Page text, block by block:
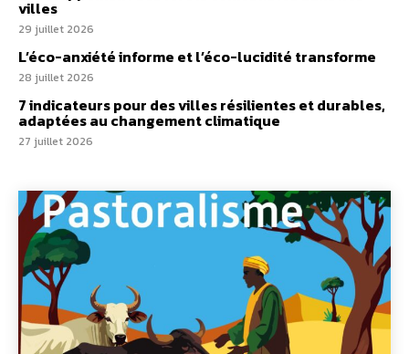
villes
29 juillet 2026
L’éco-anxiété informe et l’éco-lucidité transforme
28 juillet 2026
7 indicateurs pour des villes résilientes et durables,
adaptées au changement climatique
27 juillet 2026